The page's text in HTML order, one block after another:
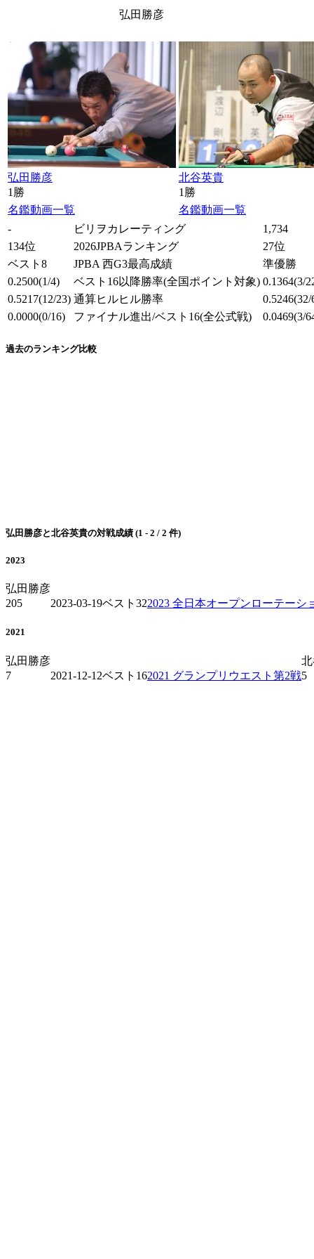
弘田勝彦
弘田勝彦
1勝
北谷英貴
1勝
名鑑動画一覧 名鑑動画一覧
-
ビリヲカレーティング
1,734
134位
2026JPBAランキング
27位
ベスト8
JPBA 西G3最高成績
準優勝
0.2500(1/4) ベスト16以降勝率(全国ポイント対象) 0.1364(3/
0.5217(12/23) 通算ヒルヒル勝率 0.5246(32/
0.0000(0/16) ファイナル進出/ベスト16(全公式戦) 0.0469(3/
過去のランキング比較
弘田勝彦と北谷英貴の対戦成績 (1 - 2 / 2 件)
2023
弘田勝彦
205
2023-03-19ベスト322023 全日本オープンローテーシ
2021
弘田勝彦
7
2021-12-12ベスト162021 グランプリウエスト第2戦5